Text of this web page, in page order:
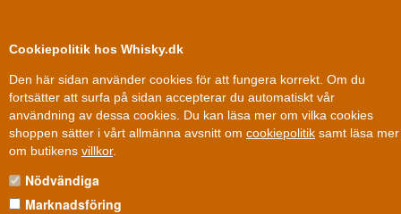
Cookiepolitik hos Whisky.dk
Den här sidan använder cookies för att fungera korrekt. Om du
fortsätter att surfa på sidan accepterar du automatiskt vår
användning av dessa cookies. Du kan läsa mer om vilka cookies
shoppen sätter i vårt allmänna avsnitt om cookiepolitik samt läsa mer
om butikens villkor.
Nödvändiga
Marknadsföring
100 % Danskägt Ägt och drivet i Danmark
ISLAY WHISKY
Rökt whisky från ön Islay i Storbritannien